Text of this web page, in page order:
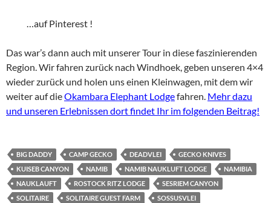
…auf Pinterest !
Das war’s dann auch mit unserer Tour in diese faszinierenden
Region. Wir fahren zurück nach Windhoek, geben unseren 4×4
wieder zurück und holen uns einen Kleinwagen, mit dem wir
weiter auf dieOkambara Elephant Lodgefahren. Mehr dazu
und unseren Erlebnissen dort findet Ihr im folgenden Beitrag!
BIG DADDY CAMP GECKO DEADVLEI
GECKO KNIVES
KUISEB CANYON
NAMIB NAMIB NAUKLUFT LODGE
NAMIBIA
NAUKLAUFT
ROSTOCK RITZ LODGE
SESRIEM CANYON
SOLITAIRE
SOLITAIRE GUEST FARM
SOSSUSVLEI